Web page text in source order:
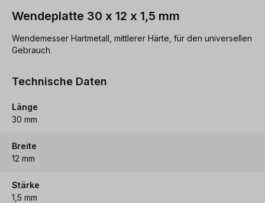
Wendeplatte 30 x 12 x 1,5 mm
Wendemesser Hartmetall, mittlerer Härte, für den universellen
Gebrauch.
Technische Daten
Länge
30 mm
Breite
12 mm
Stärke
1,5 mm